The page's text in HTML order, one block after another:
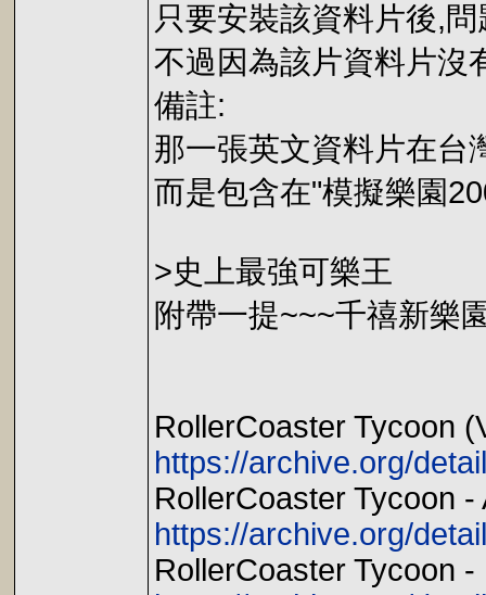
只要安裝該資料片後,
不過因為該片資料片沒
備註:
那一張英文資料片在台
而是包含在"模擬樂園
>史上最強可樂王
附帶一提~~~千禧新樂
RollerCoaster Tycoon
https://archive.org/
RollerCoaster Tycoon
https://archive.org/
RollerCoaster Tycoon